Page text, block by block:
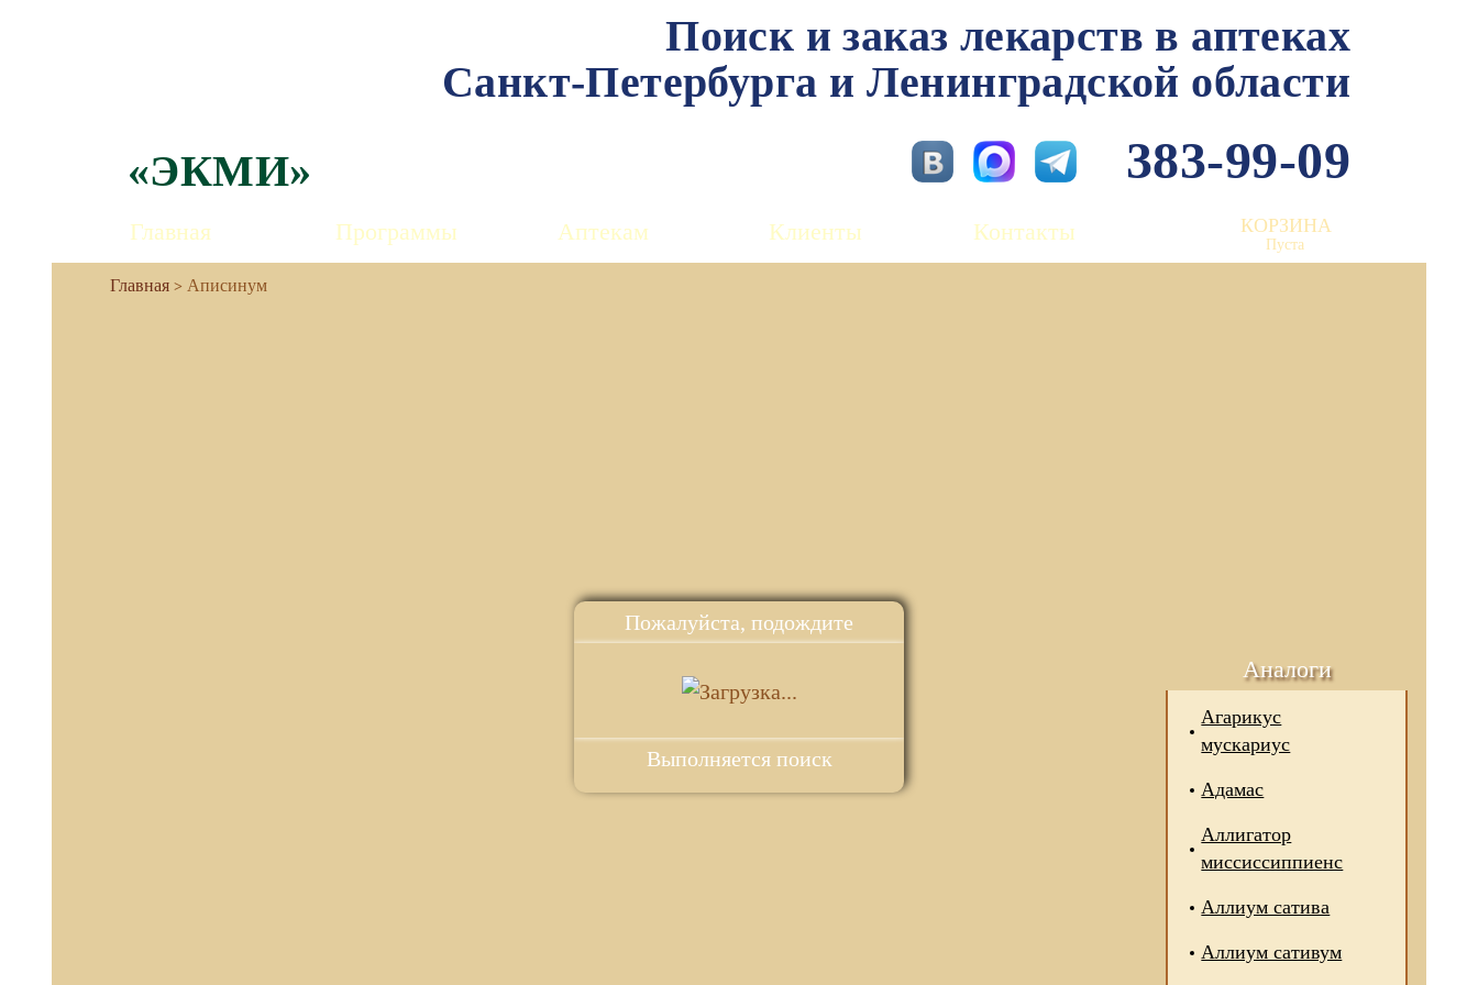
Пожалуйста, подождите
Выполняется поиск
Поиск и заказ лекарств в аптеках
Санкт-Петербурга и Ленинградской области
383-99-09
«ЭКМИ»
Главная Программы Аптекам Клиенты Контакты КОРЗИНА
Пуста
Аписинум
Аналоги
Агарикус
мускариус
Адамас
Аллигатор
миссиссиппиенс
Аллиум сатива
Аллиум сативум